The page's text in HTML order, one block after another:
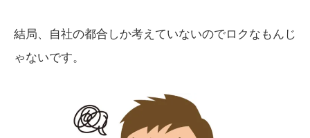
結局、自社の都合しか考えていないのでロクなもんじ
ゃないです。